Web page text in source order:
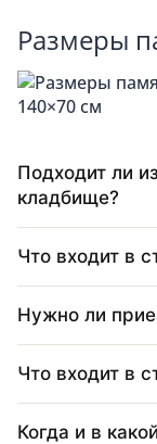
Размеры
Подходит ли
кладбище?
Что входит в
Нужно ли
Что входит в
Когда и в